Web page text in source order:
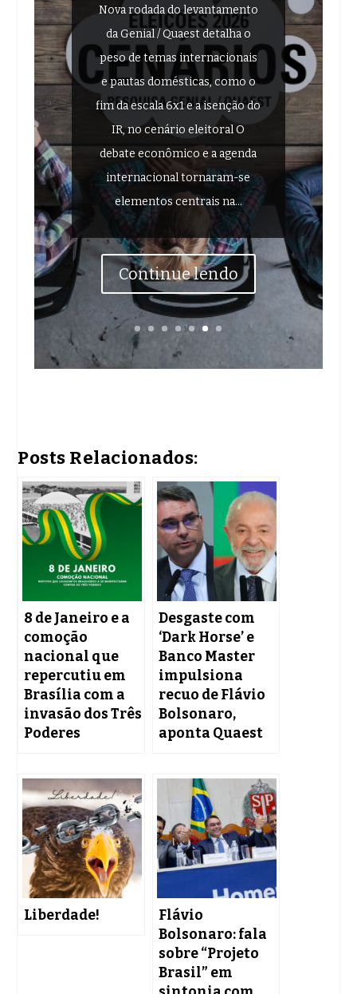
Nova rodada do levantamento
da Genial / Quaest detalha o
peso de temas internacionais
e pautas domésticas, como o
fim da escala 6x1 e a isenção do
IR, no cenário eleitoral O
debate econômico e a agenda
internacional tornaram-se
elementos centrais na...
Continue lendo
Posts Relacionados:
8 de Janeiro e a
comoção
nacional que
repercutiu em
Brasília com a
invasão dos Três
Poderes
Desgaste com
‘Dark Horse’ e
Banco Master
impulsiona
recuo de Flávio
Bolsonaro,
aponta Quaest
Liberdade!
Flávio
Bolsonaro: fala
sobre “Projeto
Brasil” em